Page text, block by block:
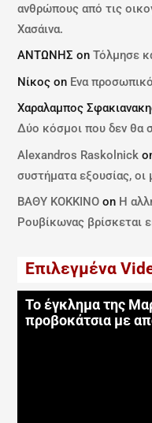
ανθρώπους από τις
Χασάινα.
ΑΝΤΩΝΗΣ onΤόλμησε
Νίκος on Ενα
Χαραλαμπος
Δύο κόσμοι που δεν θα
Alexandros Raskolnick
συστήματα εξουσίας,
ΒΑΘΥ ΚΟΚΚΙΝΟ on Η
Ρουβίκωνας βρίσκεται
Επιλεγμένα
Το έγκλημα της
προβοκάτσια με